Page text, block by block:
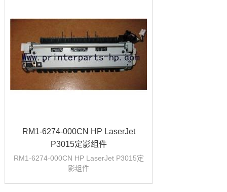
RM1-6274-000CN HP LaserJet
P3015定影组件
RM1-6274-000CN HP LaserJet P3015定
影组件